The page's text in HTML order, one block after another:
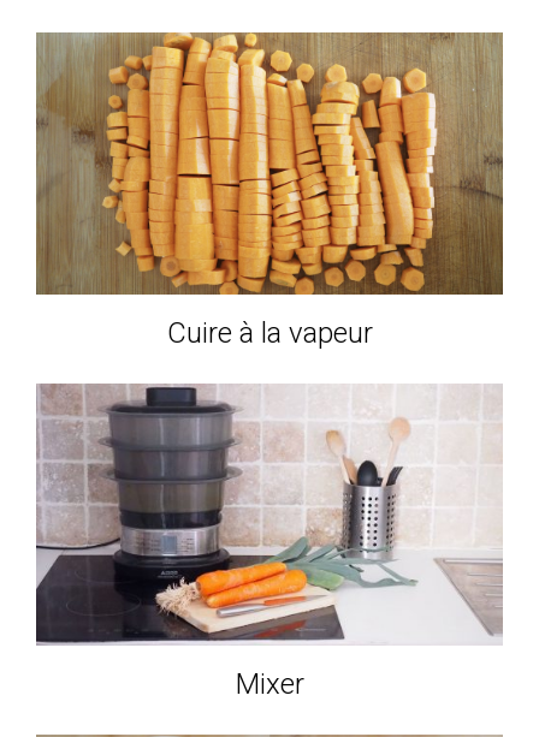
Cuire à la vapeur
Mixer